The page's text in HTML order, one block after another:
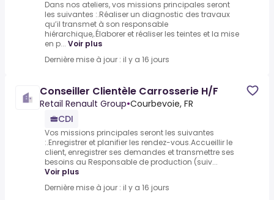
Dans nos ateliers, vos missions principales seront
les suivantes :.Réaliser un diagnostic des travaux
qu’il transmet à son responsable
hiérarchique,.Élaborer et réaliser les teintes et la mise
en p... Voir plus
Dernière mise à jour : il y a 16 jours
Conseiller Clientèle Carrosserie H/F
Retail Renault Group•Courbevoie, FR
CDI
Vos missions principales seront les suivantes
:.Enregistrer et planifier les rendez-vous.Accueillir le
client, enregistrer ses demandes et transmettre ses
besoins au Responsable de production (suiv...
Voir plus
Dernière mise à jour : il y a 16 jours